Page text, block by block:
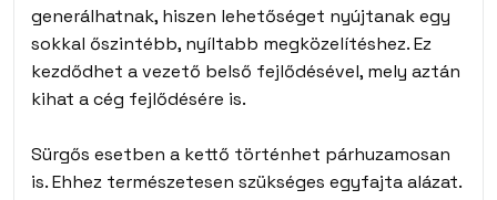
generálhatnak, hiszen lehetőséget nyújtanak egy
sokkal őszintébb, nyíltabb megközelítéshez. Ez
kezdődhet a vezető belső fejlődésével, mely aztán
kihat a cég fejlődésére is.
Sürgős esetben a kettő történhet párhuzamosan
is. Ehhez természetesen szükséges egyfajta alázat.